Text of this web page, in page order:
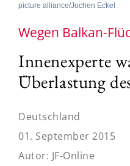
picture alliance/Jochen Eckel
Wegen Balkan-
Innenexperte
Überlastung
Deutschland
01. September 2015
Autor: JF-Online